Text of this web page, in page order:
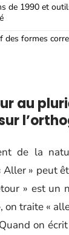
de 1990 et
des formes
au
de la
Aller » peut
» est un
on traite «
on